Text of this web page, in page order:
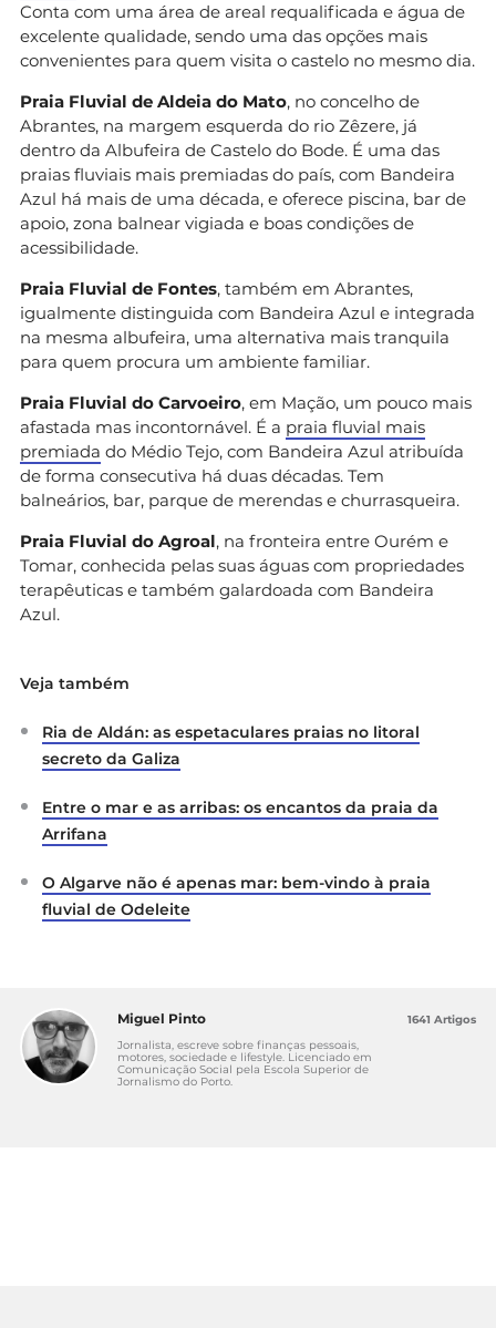
Conta com uma área de areal requalificada e água de
excelente qualidade, sendo uma das opções mais
convenientes para quem visita o castelo no mesmo dia.
Praia Fluvial de Aldeia do Mato, no concelho de
Abrantes, na margem esquerda do rio Zêzere, já
dentro da Albufeira de Castelo do Bode. É uma das
praias fluviais mais premiadas do país, com Bandeira
Azul há mais de uma década, e oferece piscina, bar de
apoio, zona balnear vigiada e boas condições de
acessibilidade.
Praia Fluvial de Fontes, também em Abrantes,
igualmente distinguida com Bandeira Azul e integrada
na mesma albufeira, uma alternativa mais tranquila
para quem procura um ambiente familiar.
Praia Fluvial do Carvoeiro, em Mação, um pouco mais
afastada mas incontornável. É a praia fluvial mais
premiada do Médio Tejo, com Bandeira Azul atribuída
de forma consecutiva há duas décadas. Tem
balneários, bar, parque de merendas e churrasqueira.
Praia Fluvial do Agroal, na fronteira entre Ourém e
Tomar, conhecida pelas suas águas com propriedades
terapêuticas e também galardoada com Bandeira
Azul.
Veja também
Ria de Aldán: as espetaculares praias no litoral
secreto da Galiza
Entre o mar e as arribas: os encantos da praia da
Arrifana
O Algarve não é apenas mar: bem-vindo à praia
fluvial de Odeleite
Miguel Pinto
Jornalista, escreve sobre finanças pessoais,
motores, sociedade e lifestyle. Licenciado em
Comunicação Social pela Escola Superior de
Jornalismo do Porto.
1641 Artigos